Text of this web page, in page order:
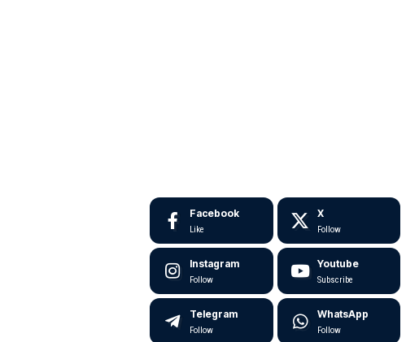
Facebook
Like
X
Follow
Instagram
Follow
Youtube
Subscribe
Telegram
Follow
WhatsApp
Follow